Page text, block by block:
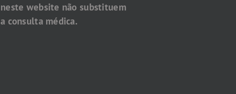
neste website não substituem
a consulta médica.